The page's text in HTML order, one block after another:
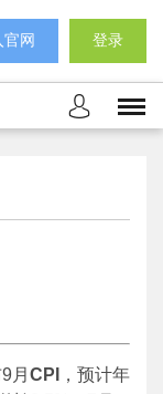
官网 登录
月 CPI
，预计年